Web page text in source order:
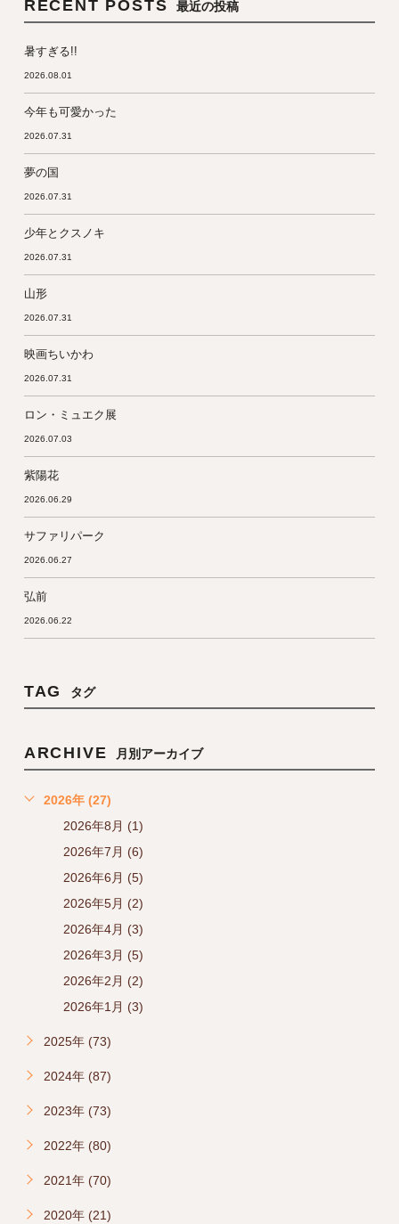
RECENT POSTS 最近の投稿
暑すぎる!!
2026.08.01
今年も可愛かった
2026.07.31
夢の国
2026.07.31
少年とクスノキ
2026.07.31
山形
2026.07.31
映画ちいかわ
2026.07.31
ロン・ミュエク展
2026.07.03
紫陽花
2026.06.29
サファリパーク
2026.06.27
弘前
2026.06.22
TAG タグ
ARCHIVE 月別アーカイブ
2026年 (27)
2026年8月 (1)
2026年7月 (6)
2026年6月 (5)
2026年5月 (2)
2026年4月 (3)
2026年3月 (5)
2026年2月 (2)
2026年1月 (3)
2025年 (73)
2024年 (87)
2023年 (73)
2022年 (80)
2021年 (70)
2020年 (21)